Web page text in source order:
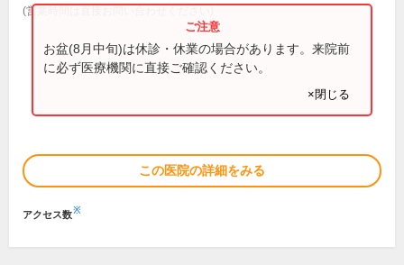
(営業時間は直接お問い合わせください)
お盆(8月中旬)は休診・休業の場合があります。来院前
に必ず医療機関に直接ご確認ください。
×閉じる
この医院の詳細をみる
アクセス数※